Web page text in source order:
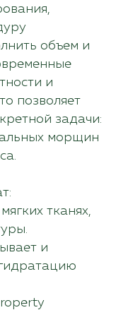
объем и
и
позволяет
задачи:
морщин
тканях,
и